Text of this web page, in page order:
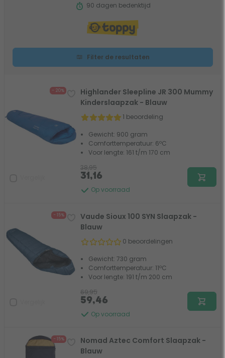
90 dagen bedenktijd
Filter de resultaten
- 20%
Highlander Sleepline JR 300 Mummy
Kinderslaapzak - Blauw
1 beoordeling
Gewicht: 900 gram
Comforttemperatuur: 6ºC
Voor lengte: 161 t/m 170 cm
Op voorraad
38,95
31,16
- 15%
Vaude Sioux 100 SYN Slaapzak -
Blauw
0 beoordelingen
Gewicht: 730 gram
Comforttemperatuur: 11ºC
Voor lengte: 191 t/m 200 cm
Op voorraad
69,95
59,46
- 15%
Nomad Aztec Comfort Slaapzak -
Blauw